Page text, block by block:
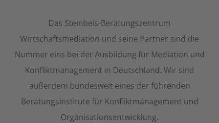
Das Steinbeis-Beratungszentrum
Wirtschaftsmediation und seine Partner sind die
Nummer eins bei der Ausbildung für Mediation und
Konfliktmanagement in Deutschland. Wir sind
außerdem bundesweit eines der führenden
Beratungsinstitute für Konfliktmanagement und
Organisationsentwicklung.